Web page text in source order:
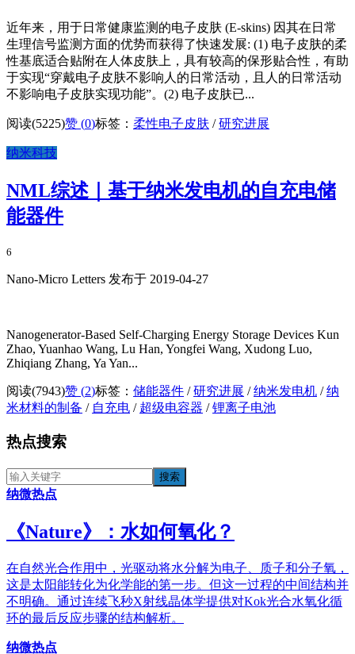
近年来，用于日常健康监测的电子皮肤 (E-skins) 因其在日常
生理信号监测方面的优势而获得了快速发展: (1) 电子皮肤的柔
性基底适合贴附在人体皮肤上，具有较高的保形贴合性，有助
于实现“穿戴电子皮肤不影响人的日常活动，且人的日常活动
不影响电子皮肤实现功能”。(2) 电子皮肤已...
阅读(5225)赞 (0)标签： 柔性电子皮肤 /研究进展
纳米科技
NML综述｜基于纳米发电机的自充电储
能器件
6
Nano-Micro Letters 发布于 2019-04-27
Nanogenerator‑Based Self‑Charging Energy Storage Devices Kun
Zhao, Yuanhao Wang, Lu Han, Yongfei Wang, Xudong Luo,
Zhiqiang Zhang, Ya Yan...
阅读(7943)赞 (2)标签： 储能器件 /研究进展 /纳米发电机 /纳
米材料的制备 / 自充电 / 超级电容器 /锂离子电池
热点搜索
纳微热点
《​Nature》：水如何氧化？
在自然光合作用中，光驱动将水分解为电子、质子和分子氧，
这是太阳能转化为化学能的第一步。但这一过程的中间结构并
不明确。通过连续飞秒X射线晶体学提供对Kok光合水氧化循
环的最后反应步骤的结构解析。
纳微热点